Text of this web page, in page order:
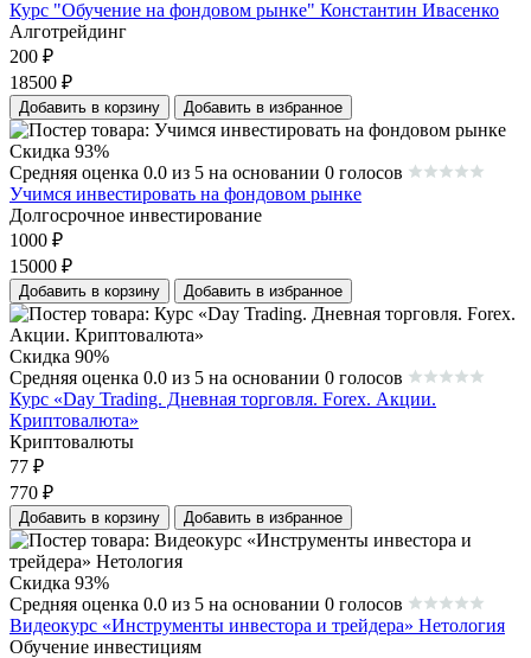
Курс "Обучение на фондовом рынке" Константин Ивасенко
Алготрейдинг
200 ₽
18500 ₽
Добавить в корзину Добавить в избранное
Скидка 93%
Средняя оценка 0.0 из 5 на основании 0 голосов
Учимся инвестировать на фондовом рынке
Долгосрочное инвестирование
1000 ₽
15000 ₽
Добавить в корзину Добавить в избранное
Скидка 90%
Средняя оценка 0.0 из 5 на основании 0 голосов
Курс «Day Trading. Дневная торговля. Forex. Акции.
Криптовалюта»
Криптовалюты
77 ₽
770 ₽
Добавить в корзину Добавить в избранное
Скидка 93%
Средняя оценка 0.0 из 5 на основании 0 голосов
Видеокурс «Инструменты инвестора и трейдера» Нетология
Обучение инвестициям